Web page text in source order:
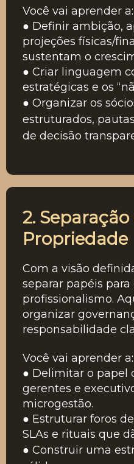
Você vai aprender a:
● Definir ambição,
projeções físicas/
sustentam o
● Criar linguagem
estratégicas e os
● Organizar os
estruturados,
de decisão
2.
Propriedade
Com a visão
separar papéis
profissionalismo.
organizar
responsabilidade
Você vai aprender a:
● Delimitar o papel
gerentes e
microgestão.
● Estruturar foros
SLAs e rituais que
● Construir uma